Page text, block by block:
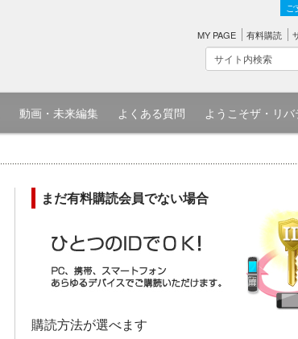
MY PAGE 有料購読
動画・未来編集 よくある質問 ようこそザ・リ
まだ有料購読会員でない場合
購読方法が選べます